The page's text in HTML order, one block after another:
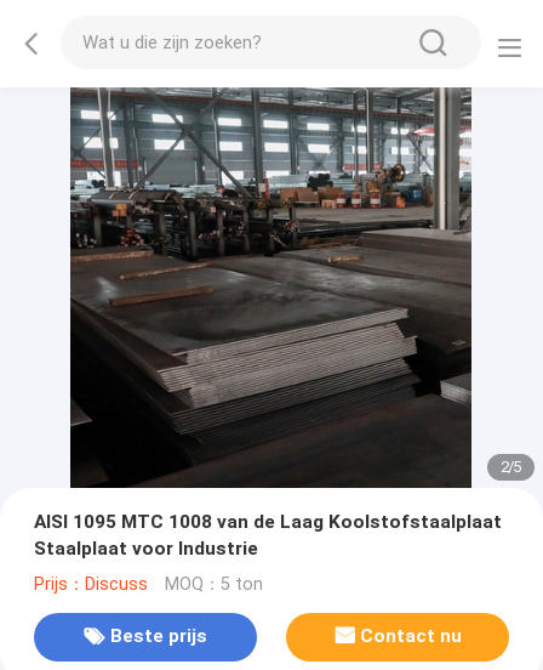
2/5
AISI 1095 MTC 1008 van de Laag Koolstofstaalplaat
Staalplaat voor Industrie
Prijs：Discuss MOQ：5 ton
Beste prijs Contact nu